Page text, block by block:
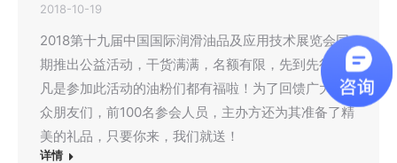
2018-10-19
2018第十九届中国国际润滑油品及应用技术展览会同
期推出公益活动，干货满满，名额有限，先到先得，
凡是参加此活动的油粉们都有福啦！为了回馈广大观
众朋友们，前100名参会人员，主办方还为其准备了精
美的礼品，只要你来，我们就送！
详情